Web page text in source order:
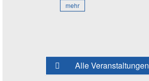
mehr
Alle Veranstaltungen